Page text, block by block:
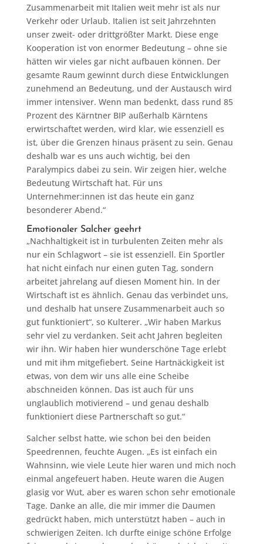
Zusammenarbeit mit Italien weit mehr ist als nur
Verkehr oder Urlaub. Italien ist seit Jahrzehnten
unser zweit- oder drittgrößter Markt. Diese enge
Kooperation ist von enormer Bedeutung – ohne sie
hätten wir vieles gar nicht aufbauen können. Der
gesamte Raum gewinnt durch diese Entwicklungen
zunehmend an Bedeutung, und der Austausch wird
immer intensiver. Wenn man bedenkt, dass rund 85
Prozent des Kärntner BIP außerhalb Kärntens
erwirtschaftet werden, wird klar, wie essenziell es
ist, über die Grenzen hinaus präsent zu sein. Genau
deshalb war es uns auch wichtig, bei den
Paralympics dabei zu sein. Wir zeigen hier, welche
Bedeutung Wirtschaft hat. Für uns
Unternehmer:innen ist das heute ein ganz
besonderer Abend.“
Emotionaler Salcher geehrt
„Nachhaltigkeit ist in turbulenten Zeiten mehr als
nur ein Schlagwort – sie ist essenziell. Ein Sportler
hat nicht einfach nur einen guten Tag, sondern
arbeitet jahrelang auf diesen Moment hin. In der
Wirtschaft ist es ähnlich. Genau das verbindet uns,
und deshalb hat unsere Zusammenarbeit auch so
gut funktioniert“, so Kulterer. „Wir haben Markus
sehr viel zu verdanken. Seit acht Jahren begleiten
wir ihn. Wir haben hier wunderschöne Tage erlebt
und mit ihm mitgefiebert. Seine Hartnäckigkeit ist
etwas, von dem wir uns alle eine Scheibe
abschneiden können. Das ist auch für uns
unglaublich motivierend – und genau deshalb
funktioniert diese Partnerschaft so gut.“
Salcher selbst hatte, wie schon bei den beiden
Speedrennen, feuchte Augen. „Es ist einfach ein
Wahnsinn, wie viele Leute hier waren und mich noch
einmal angefeuert haben. Heute waren die Augen
glasig vor Wut, aber es waren schon sehr emotionale
Tage. Danke an alle, die mir immer die Daumen
gedrückt haben, mich unterstützt haben – auch in
schwierigen Zeiten. Ich durfte einige schöne Erfolge